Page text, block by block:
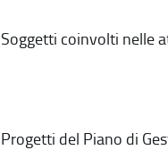
Soggetti coinvolti nelle
Progetti del Piano di